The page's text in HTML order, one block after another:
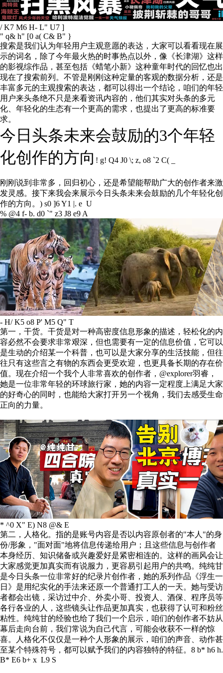
/ K7 M6 H- L" U7 ]
" q& h" [0 a( C& B" }
搜索是我们认为年轻用户主观意愿的表达，大家可以看看现在展
示的词名，除了今年最火热的时事热点以外，像《长津湖》这样
的影视综作品，甚至包括《蜡笔小新》这种童年时代的回忆也出
现在了搜索前列。不管是刚刚这种定量的客观的数据分析，还是
丰富多元的主观搜索的表达，都可以得出一个结论，咱们的年轻
用户来头条绝不只是来看资讯内容的，他们其实对头条的多元
化、年轻化的生态有一个更高的需求，也提出了更高的标准要
求。
今日头条未来会鼓励的3个年轻
化创作的方向 ! g! Q4 J0 \; z, o8 `2 C( _
刚刚说到非常多，回归初心，还是希望能帮助广大的创作者来激
发灵感。接下来我会来展示今日头条未来会鼓励的几个年轻化创
作的方向。 ) s0 ]6 Y1 |. e U
% @4 f- b. d0 `" z3 J8 e9 A
- H/ K5 o8 P' M5 Q" T
第一，干货。干货是对一种高密度信息形象的描述，轻松化的内
容必然不会要求非常艰深，但也需要有一定的信息价值，它可以
是生动的介绍某一个科普，也可以是大家分享的生活技能，但往
往只有这些言之有物的东西会更受欢迎，也更具备长期的存在价
值。现在介绍一个我个人非常喜欢的创作者，@explorer羽睿，
她是一位非常年轻的环球旅行家，她的内容一定程度上满足大家
的好奇心的同时，也能给大家打开另一个视角，我们去感受生命
正向的力量。
* ^0 X" E) N8 @& E
第二，人格化。指的是账号内容是否以内容原创者的"本人"的身
份/形象，"面对面"地将信息传递给用户；且这些信息与创作者
本身经历、知识储备或兴趣爱好是紧密相连的。这样的画风会让
大家感觉更加真实而有说服力，更容易引起用户的共鸣。纯纯甘
是今日头条一位非常好的纪录片创作者，她的系列作品《浮生一
日》是用纪实化的手法来还原一个普通打工人的一天。她与受访
者都会出镜，采访过中介、外卖小哥、投资人、酒保、程序员等
各行各业的人，这些镜头让作品更加真实，也获得了认可和粉丝
粘性。纯纯甘的经验也给了我们一个启示，咱们的创作者不妨从
幕后走向台前，我们常说为自己代言，可能会收获不一样的惊
喜。人格化不仅仅是一种个人形象的展示，咱们的声音、动作甚
至某个特殊符号，都可以赋予我们的内容独特的特征。 8 b* h6 h.
B* E6 b+ x L9 S